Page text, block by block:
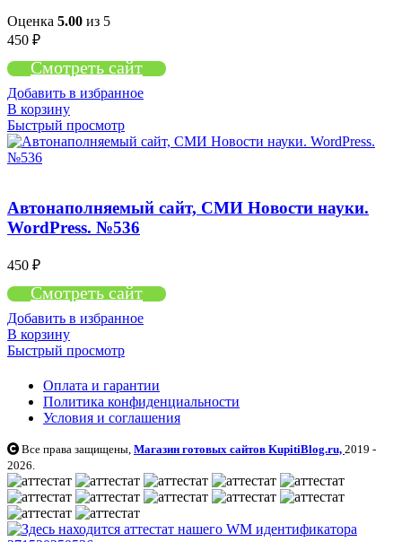
Оценка 5.00 из 5
450 ₽
Смотреть сайт
Добавить в избранное
В корзину
Быстрый просмотр
Автонаполняемый сайт, СМИ Новости науки.
WordPress. №536
450 ₽
Смотреть сайт
Добавить в избранное
В корзину
Быстрый просмотр
Оплата и гарантии
Политика конфиденциальности
Условия и соглашения
Все права защищены, Магазин готовых сайтов KupitiBlog.ru, 2019 -
2026.